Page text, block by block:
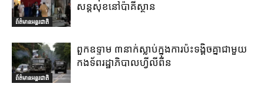
ព័ត៌មានអន្តរជាតិ
សន្តសុខនៅប៉ាគីស្ថាន
ព័ត៌មានអន្តរជាតិ
ពួកឧទ្ទាម ៣នាក់ស្លាប់ក្នុងការប៉ះទង្គិចគ្នាជាមួយ
កងទ័ពរដ្ឋាភិបាលហ្វីលីពីន